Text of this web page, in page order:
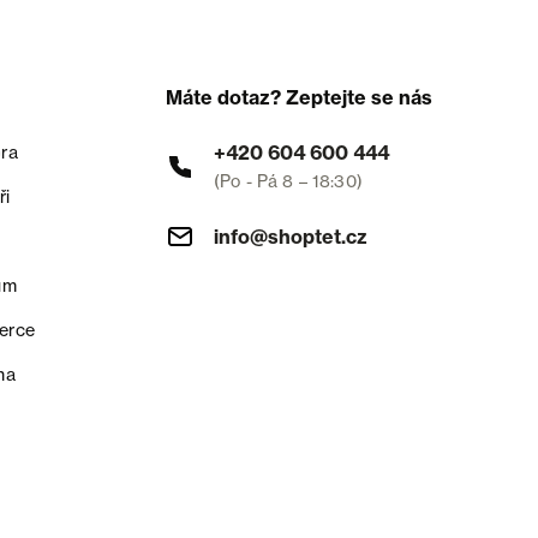
Máte dotaz? Zeptejte se nás
+420 604 600 444
(Po - Pá 8 – 18:30)
info@shoptet.cz